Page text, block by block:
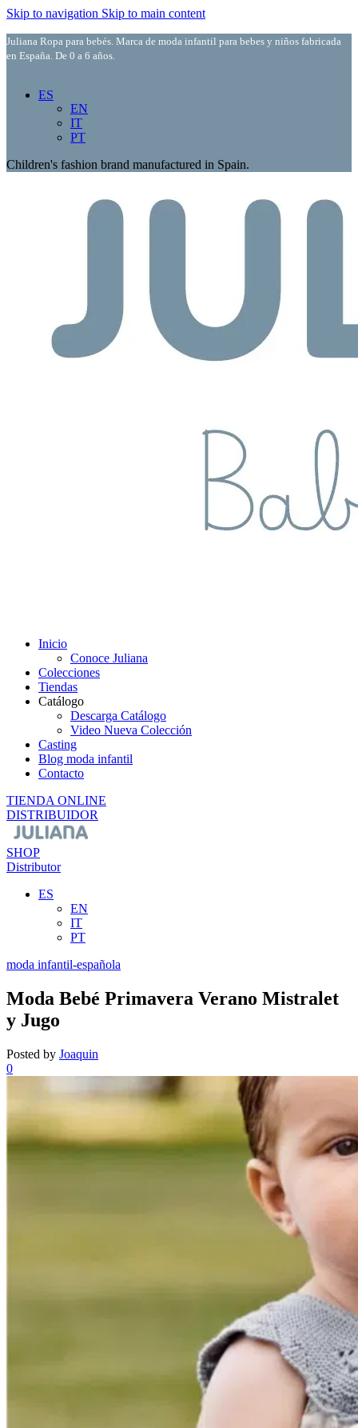
Skip to navigation Skip to main content
Juliana Ropa para bebés. Marca de moda infantil para bebes y niños fabricada
en España. De 0 a 6 años.
ES
EN
IT
PT
Children's fashion brand manufactured in Spain.
Inicio
Conoce Juliana
Colecciones
Tiendas
Catálogo
Descarga Catálogo
Video Nueva Colección
Casting
Blog moda infantil
Contacto
TIENDA ONLINE
DISTRIBUIDOR
SHOP
Distributor
ES
EN
IT
PT
moda infantil-española
Moda Bebé Primavera Verano Mistralet
y Jugo
Posted by Joaquin
0